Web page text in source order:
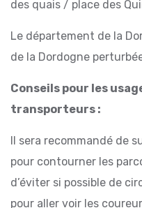
des quais / place des
Le département de la
de la Dordogne
Conseils pour les
transporteurs :
Il sera recommandé de
pour contourner les
d’éviter si possible de
pour aller voir les